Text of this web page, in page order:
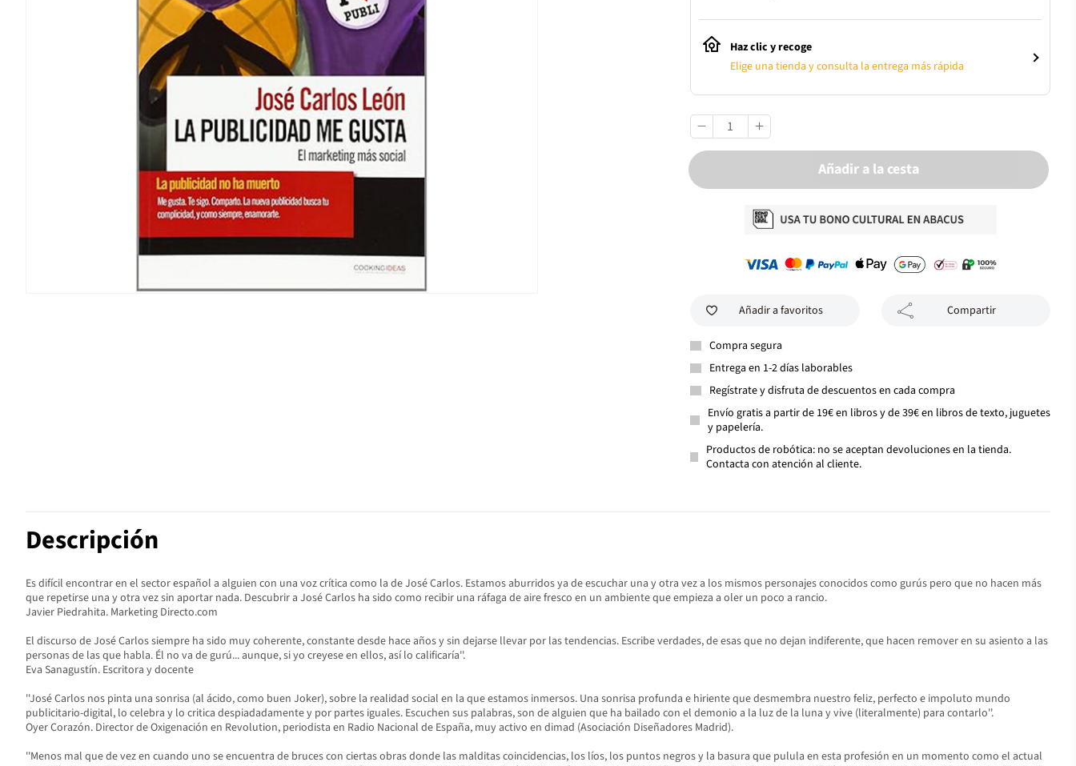
Haz clic y recoge
Elige una tienda y consulta la entrega más rápida
Añadir a la cesta
Añadir a favoritos Compartir
Compra segura
Entrega en 1-2 días laborables
Regístrate y disfruta de descuentos en cada compra
Envío gratis a partir de 19€ en libros y de 39€ en libros de texto, juguetes
y papelería.
Productos de robótica: no se aceptan devoluciones en la tienda.
Contacta con atención al cliente.
Descripción
Es difícil encontrar en el sector español a alguien con una voz crítica como la de José Carlos. Estamos aburridos ya de escuchar una y otra vez a los mismos personajes conocidos como gurús pero que no hacen más
que repetirse una y otra vez sin aportar nada. Descubrir a José Carlos ha sido como recibir una ráfaga de aire fresco en un ambiente que empieza a oler un poco a rancio.
Javier Piedrahita. Marketing Directo.com
El discurso de José Carlos siempre ha sido muy coherente, constante desde hace años y sin dejarse llevar por las tendencias. Escribe verdades, de esas que no dejan indiferente, que hacen remover en su asiento a las
personas de las que habla. Él no va de gurú... aunque, si yo creyese en ellos, así lo calificaría''.
Eva Sanagustín. Escritora y docente
''José Carlos nos pinta una sonrisa (al ácido, como buen Joker), sobre la realidad social en la que estamos inmersos. Una sonrisa profunda e hiriente que desmembra nuestro feliz, perfecto e impoluto mundo
publicitario-digital, lo celebra y lo critica despiadadamente y por partes iguales. Escuchen sus palabras, son de alguien que ha bailado con el demonio a la luz de la luna y vive (literalmente) para contarlo''.
Oyer Corazón. Director de Oxigenación en Revolution, periodista en Radio Nacional de España, muy activo en dimad (Asociación Diseñadores Madrid).
''Menos mal que de vez en cuando uno se encuentra de bruces con ciertas obras donde las malditas coincidencias, los líos, los puntos negros y la basura que pulula en esta profesión en un momento como el actual